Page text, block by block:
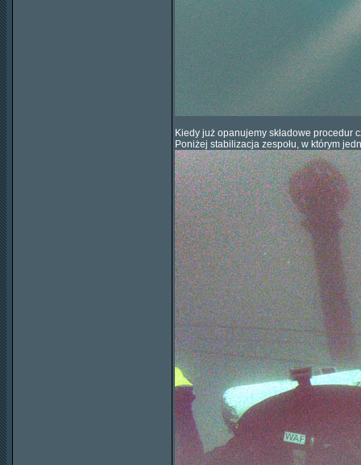
Kiedy już opanujemy składowe procedur
Poniżej stabilizacja zespołu, w którym